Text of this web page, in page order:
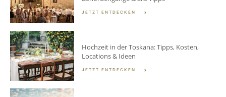
JETZT ENTDECKEN
Hochzeit in der Toskana: Tipps, Kosten,
Locations & Ideen
JETZT ENTDECKEN